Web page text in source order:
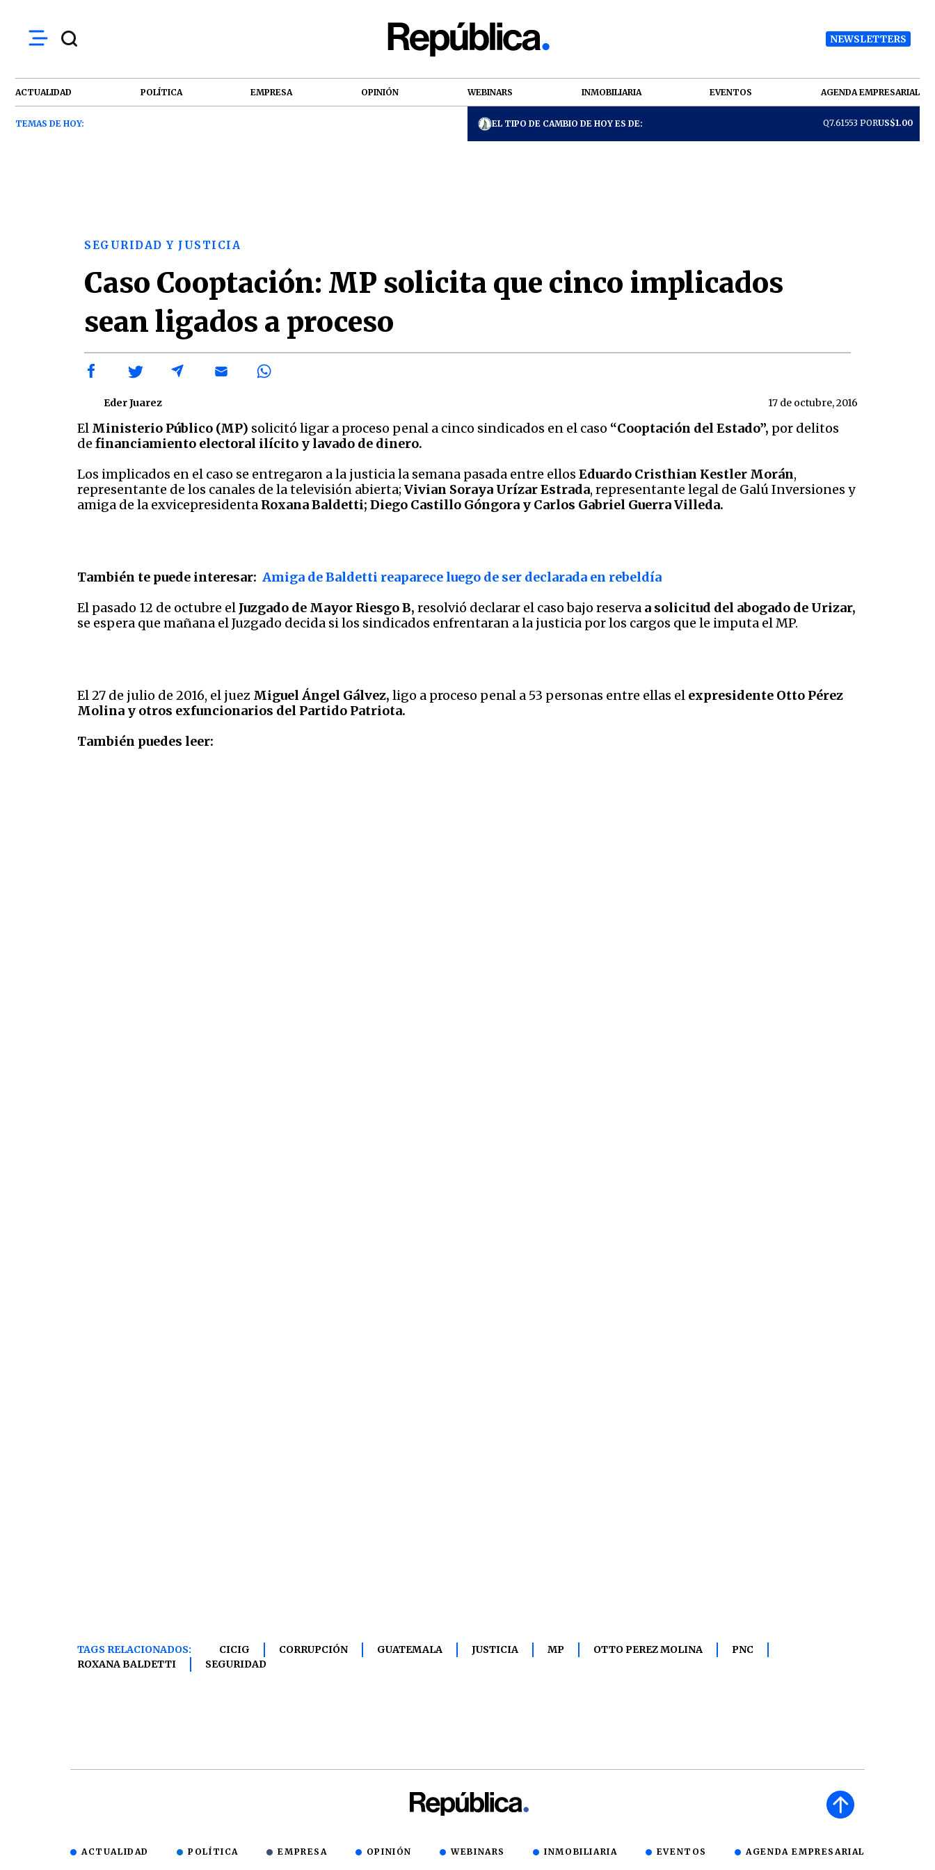
NEWSLETTERS
ACTUALIDAD POLÍTICA EMPRESA OPINIÓN WEBINARS INMOBILIARIA EVENTOS AGENDA EMPRESARIAL
TEMAS DE HOY: EL TIPO DE CAMBIO DE HOY ES DE: Q7.61553 PORUS$1.00
SEGURIDAD Y JUSTICIA
Caso Cooptación: MP solicita que cinco implicados
sean ligados a proceso
Eder Juarez 17 de octubre, 2016
El Ministerio Público (MP) solicitó ligar a proceso penal a cinco sindicados en el caso “Cooptación del Estado”, por delitos
de financiamiento electoral ilícito y lavado de dinero.
Los implicados en el caso se entregaron a la justicia la semana pasada entre ellos Eduardo Cristhian Kestler Morán,
representante de los canales de la televisión abierta; Vivian Soraya Urízar Estrada, representante legal de Galú Inversiones y
amiga de la exvicepresidenta Roxana Baldetti; Diego Castillo Góngora y Carlos Gabriel Guerra Villeda.
También te puede interesar: Amiga de Baldetti reaparece luego de ser declarada en rebeldía
El pasado 12 de octubre el Juzgado de Mayor Riesgo B, resolvió declarar el caso bajo reserva a solicitud del abogado de Urizar,
se espera que mañana el Juzgado decida si los sindicados enfrentaran a la justicia por los cargos que le imputa el MP.
El 27 de julio de 2016, el juez Miguel Ángel Gálvez, ligo a proceso penal a 53 personas entre ellas el expresidente Otto Pérez
Molina y otros exfuncionarios del Partido Patriota.
También puedes leer:
TAGS RELACIONADOS: CICIG CORRUPCIÓN GUATEMALA JUSTICIA MP OTTO PEREZ MOLINA
PNC
ROXANA BALDETTI
SEGURIDAD
ACTUALIDAD POLÍTICA EMPRESA OPINIÓN WEBINARS INMOBILIARIA EVENTOS AGENDA EMPRESARIAL